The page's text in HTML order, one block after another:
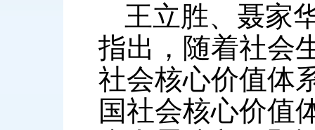
王立胜、聂家
指出，随着社会
社会核心价值体
国社会核心价值